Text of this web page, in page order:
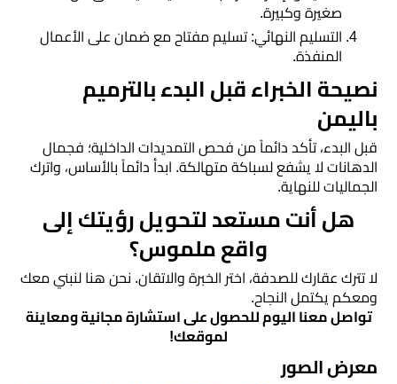
صغيرة وكبيرة.
​التسليم النهائي: تسليم مفتاح مع ضمان على الأعمال
المنفذة.
​نصيحة الخبراء قبل البدء بالترميم
باليمن
​قبل البدء، تأكد دائماً من فحص التمديدات الداخلية؛ فجمال
الدهانات لا يشفع لسباكة متهالكة. ابدأ دائماً بالأساس، واترك
الجماليات للنهاية.
​هل أنت مستعد لتحويل رؤيتك إلى
واقع ملموس؟
لا تترك عقارك للصدفة، اختر الخبرة والاتقان. نحن هنا لنبني معك
ومعكم يكتمل النجاح.
​تواصل معنا اليوم للحصول على استشارة مجانية ومعاينة
لموقعك!
معرض الصور